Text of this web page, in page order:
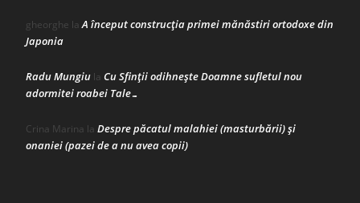
gheorghe laA început construcţia primei mănăstiri ortodoxe din
Japonia
Radu Mungiu la Cu Sfinții odihnește Doamne sufletul nou
adormitei roabei Tale…
Crina Marina la Despre păcatul malahiei (masturbării) şi
onaniei (pazei de a nu avea copii)